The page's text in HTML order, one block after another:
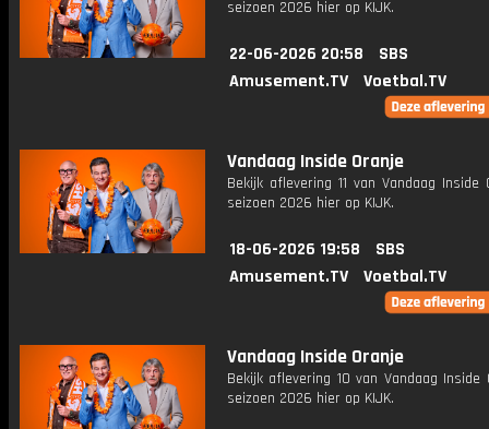
seizoen 2026 hier op KIJK.
22-06-2026 20:58
SBS
Amusement.TV
Voetbal.TV
Vandaag Inside Oranje
Bekijk aflevering 11 van Vandaag Inside
seizoen 2026 hier op KIJK.
18-06-2026 19:58
SBS
Amusement.TV
Voetbal.TV
Vandaag Inside Oranje
Bekijk aflevering 10 van Vandaag Inside
seizoen 2026 hier op KIJK.